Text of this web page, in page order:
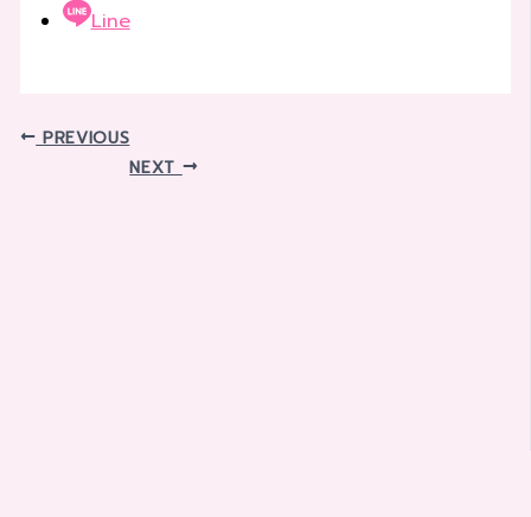
Line
PREVIOUS
NEXT